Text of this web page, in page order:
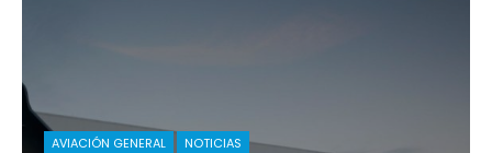
AVIACIÓN GENERAL NOTICIAS